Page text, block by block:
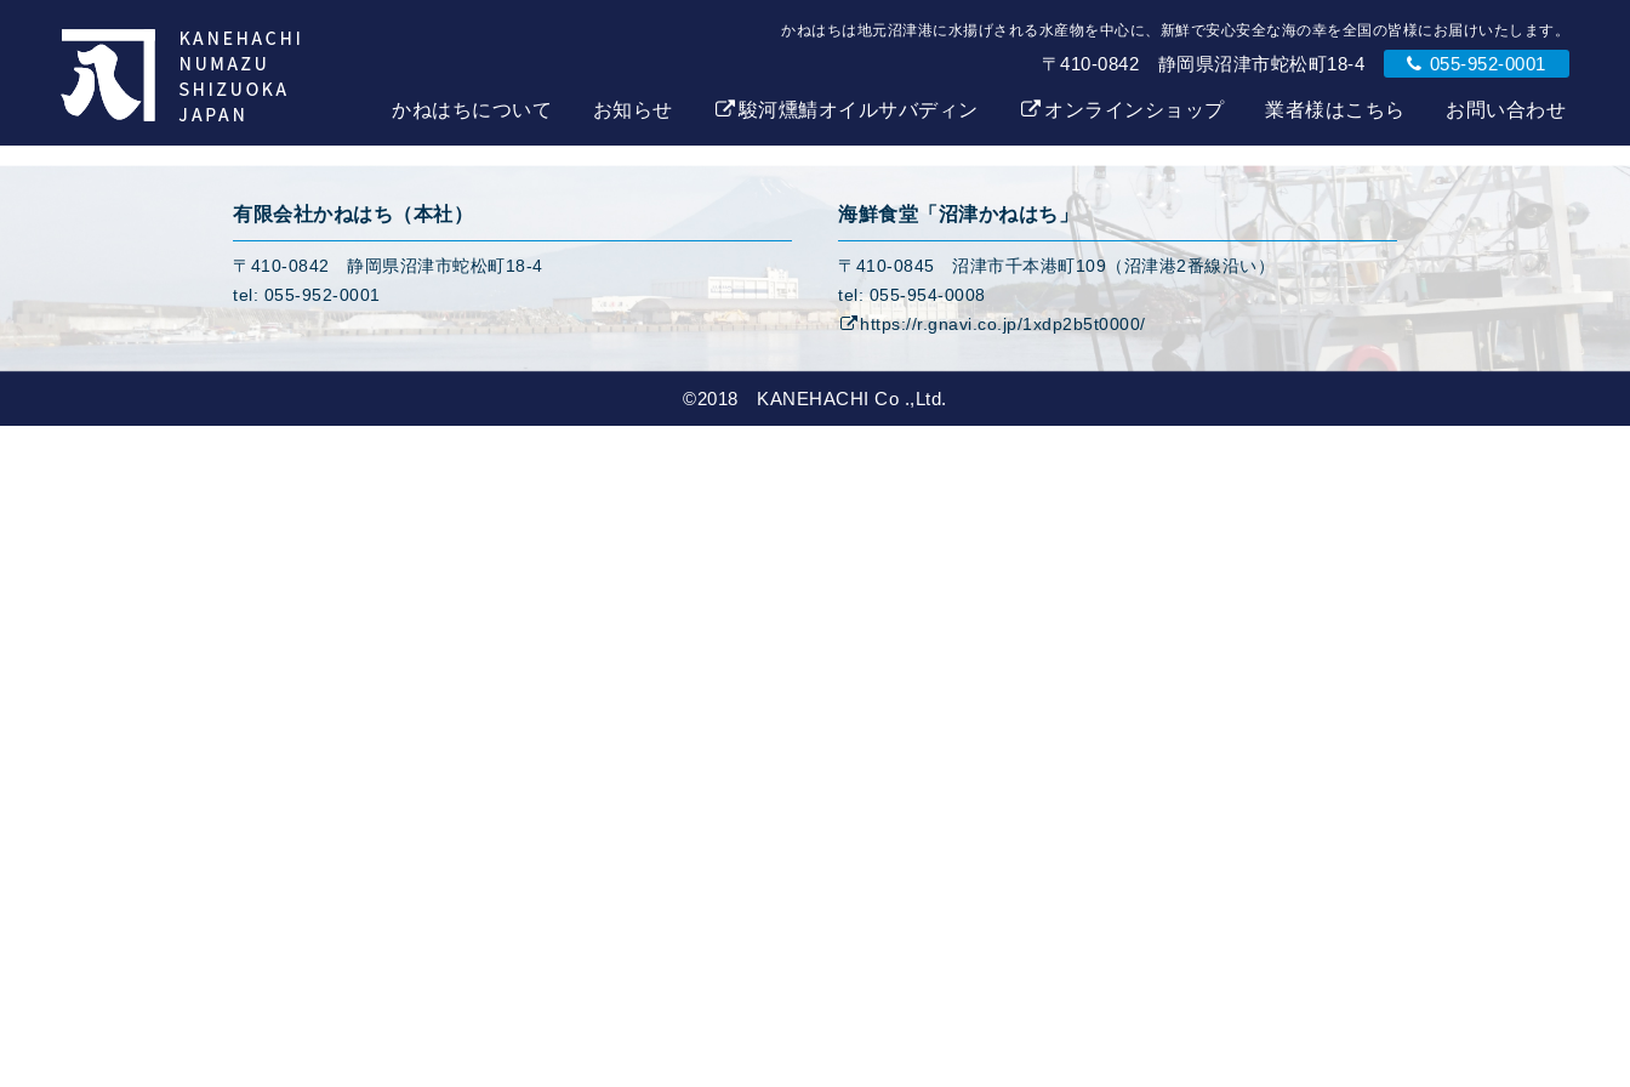
かねはちは地元沼津港に水揚げされる水産物を中心に、新鮮で安心安全な海の幸を全国の皆様にお届けいたします。
〒410-0842 静岡県沼津市蛇松町18-4 055-952-0001
かねはちについて お知らせ 駿河燻鯖オイルサバディン オンラインショップ 業者様はこちら お問い合わせ
有限会社かねはち（本社）
〒410-0842 静岡県沼津市蛇松町18-4
tel: 055-952-0001
海鮮食堂「沼津かねはち」
〒410-0845 沼津市千本港町109（沼津港2番線沿い）
tel: 055-954-0008
https://r.gnavi.co.jp/1xdp2b5t0000/
©2018 KANEHACHI Co .,Ltd.